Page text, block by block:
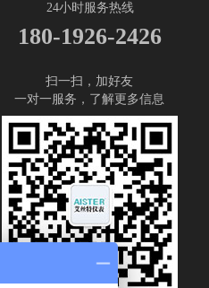
24小时服务热线
180-1926-2426
扫一扫，加好友
一对一服务，了解更多信息